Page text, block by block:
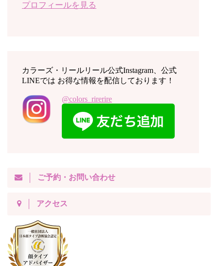
プロフィールを見る
カラーズ・リールリール公式Instagram、公式
LINEでは お得な情報を配信しております！
@colors_rirerire
ご予約・お問い合わせ
アクセス